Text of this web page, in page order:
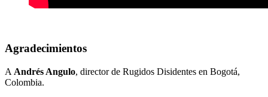
Agradecimientos
A Andrés Angulo, director de Rugidos Disidentes en Bogotá,
Colombia.